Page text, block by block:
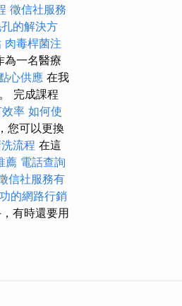
徵信社服務
的解決方
肉毒桿菌注
為一名醫療
心供應 在我
完成課程
率 如何使
您可以更換
流程 在這
薦 電話查詢
信社服務有
的網路行銷
有時還要用